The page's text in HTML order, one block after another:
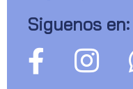
Siguenos en: